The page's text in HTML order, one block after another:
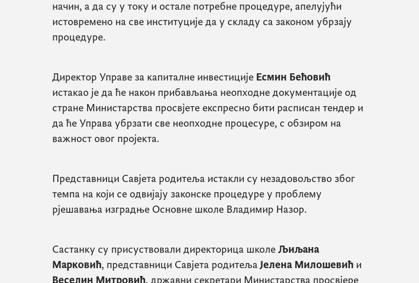
начин, а да су у току и остале потребне процедуре, апелујући
истовремено на све институције да у складу са законом убрзају
процедуре.
Директор Управе за капиталне инвестиције Есмин Бећовић
истакао је да ће након прибављања неопходне документације од
стране Министарства просвјете експресно бити расписан тендер и
да ће Управа убрзати све неопходне процесуре, с обзиром на
важност овог пројекта.
Представници Савјета родитеља истакли су незадовољство због
темпа на који се одвијају законске процедуре у проблему
рјешавања изградње Основне школе Владимир Назор.
Састанку су присуствовали директорица школе Љиљана
Марковић, представници Савјета родитељаЈелена Милошевић и
Веселин Митровић, државни секретари Министарства просвјере